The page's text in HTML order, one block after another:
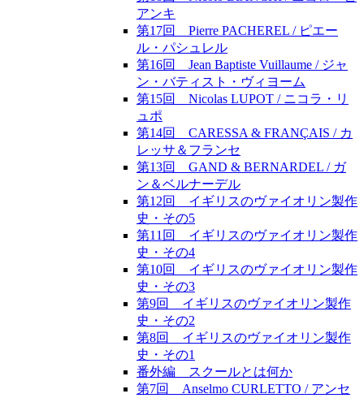
アンキ
第17回 Pierre PACHEREL / ピエー
ル・パシュレル
第16回 Jean Baptiste Vuillaume / ジャ
ン・バティスト・ヴィヨーム
第15回 Nicolas LUPOT / ニコラ・リ
ュポ
第14回 CARESSA & FRANÇAIS / カ
レッサ＆フランセ
第13回 GAND & BERNARDEL / ガ
ン＆ベルナーデル
第12回 イギリスのヴァイオリン製作
史・その5
第11回 イギリスのヴァイオリン製作
史・その4
第10回 イギリスのヴァイオリン製作
史・その3
第9回 イギリスのヴァイオリン製作
史・その2
第8回 イギリスのヴァイオリン製作
史・その1
番外編 スクールとは何か
第7回 Anselmo CURLETTO / アンセ